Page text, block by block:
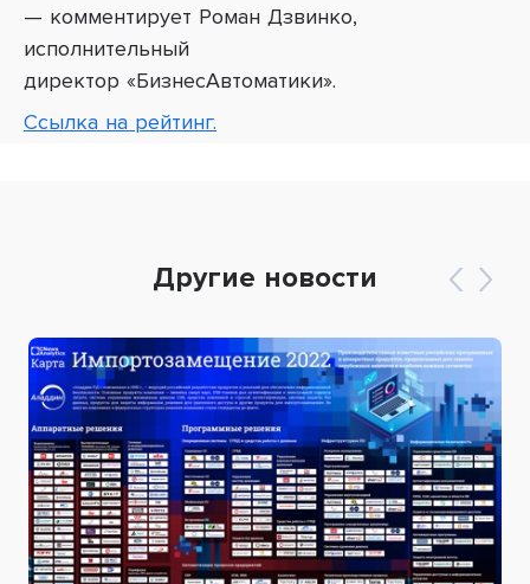
— комментирует Роман Дзвинко,
исполнительный
директор «БизнесАвтоматики».
Ссылка на рейтинг.
Другие новости